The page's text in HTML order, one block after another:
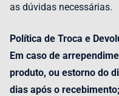
as dúvidas necessárias.
Política de Troca e
Em caso de
produto, ou estorno do
dias após o